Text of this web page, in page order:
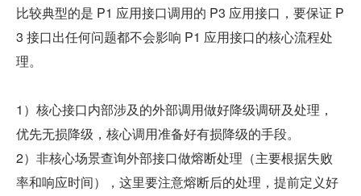
比较典型的是 P1 应用接口调用的 P3 应用接口，要保证 P
3 接口出任何问题都不会影响 P1 应用接口的核心流程处
理。
1）核心接口内部涉及的外部调用做好降级调研及处理，
优先无损降级，核心调用准备好有损降级的手段。
2）非核心场景查询外部接口做熔断处理（主要根据失败
率和响应时间），这里要注意熔断后的处理，提前定义好